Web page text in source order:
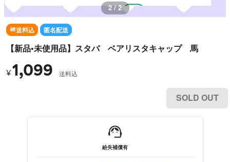
2 / 2
送料込 匿名配送
【新品•未使用品】スタバ ベアリスタキャップ 馬
¥1,099 送料込
SOLD OUT
紛失補償有